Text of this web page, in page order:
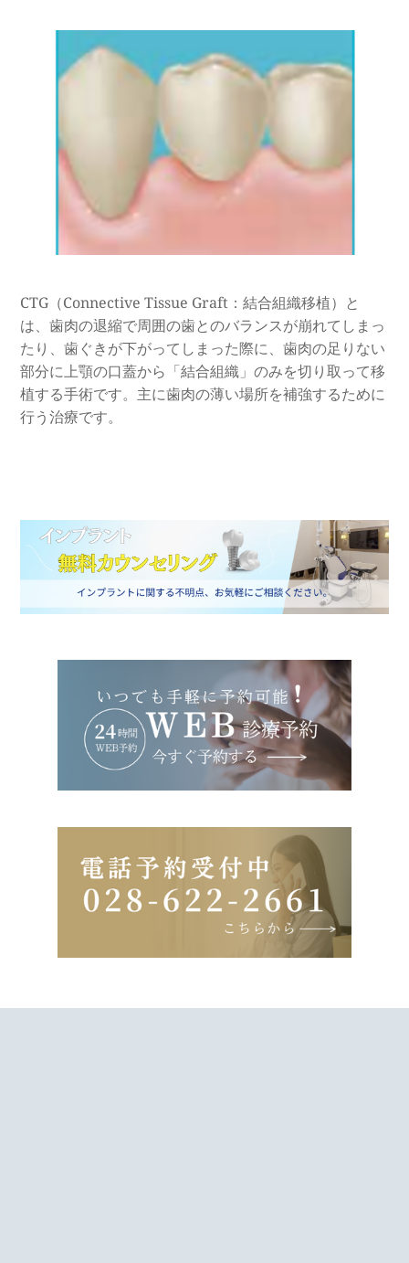
CTG（Connective Tissue Graft：結合組織移植）と
は、歯肉の退縮で周囲の歯とのバランスが崩れてしまっ
たり、歯ぐきが下がってしまった際に、歯肉の足りない
部分に上顎の口蓋から「結合組織」のみを切り取って移
植する手術です。主に歯肉の薄い場所を補強するために
行う治療です。